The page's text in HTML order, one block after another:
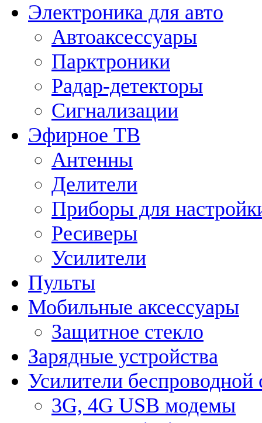
Электроника для авто
Автоаксессуары
Парктроники
Радар-детекторы
Сигнализации
Эфирное ТВ
Антенны
Делители
Приборы для
Ресиверы
Усилители
Пульты
Мобильные аксессуары
Защитное стекло
Зарядные устройства
Усилители беспроводной
3G, 4G USB модемы